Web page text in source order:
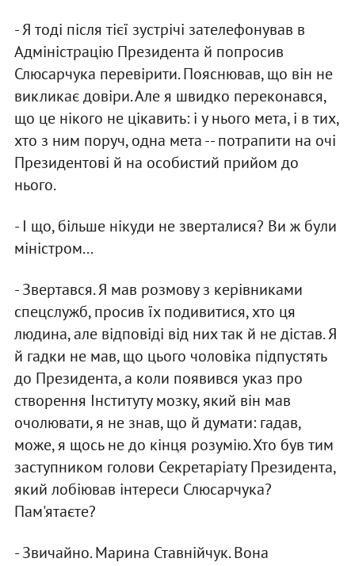
- Я тодi пiсля тiєї зустрiчi зателефонував в
Адмiнiстрацiю Президента й попросив
Слюсарчука перевiрити. Пояснював, що вiн не
викликає довiри. Але я швидко переконався,
що це нiкого не цiкавить: i у нього мета, i в тих,
хто з ним поруч, одна мета -- потрапити на очi
Президентовi й на особистий прийом до
нього.
- I що, бiльше нiкуди не зверталися? Ви ж були
мiнiстром...
- Звертався. Я мав розмову з керiвниками
спецслужб, просив їх подивитися, хто ця
людина, але вiдповiдi вiд них так й не дiстав. Я
й гадки не мав, що цього чоловiка пiдпустять
до Президента, а коли появився указ про
створення Iнституту мозку, який вiн мав
очолювати, я не знав, що й думати: гадав,
може, я щось не до кiнця розумiю. Хто був тим
заступником голови Секретарiату Президента,
який лобiював iнтереси Слюсарчука?
Пам'ятаєте?
- Звичайно. Марина Ставнiйчук. Вона